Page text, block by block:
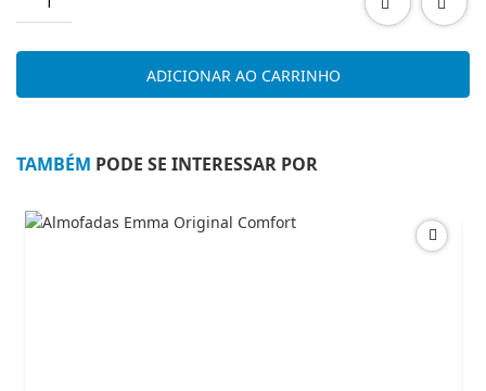
Jantar
ADICIONAR AO CARRINHO
TAMBÉM PODE SE INTERESSAR POR